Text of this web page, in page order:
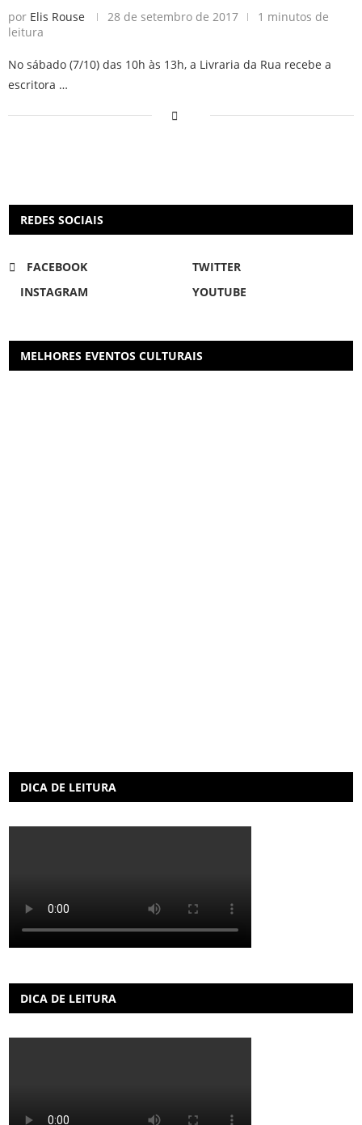
por Elis Rouse 28 de setembro de 2017
1 minutos de
leitura
No sábado (7/10) das 10h às 13h, a Livraria da Rua recebe a
escritora …
REDES SOCIAIS
FACEBOOK
TWITTER
INSTAGRAM
YOUTUBE
MELHORES EVENTOS CULTURAIS
DICA DE LEITURA
DICA DE LEITURA